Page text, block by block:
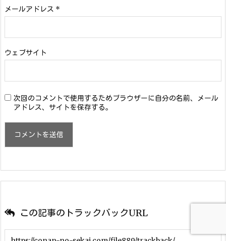
メールアドレス *
ウェブサイト
次回のコメントで使用するためブラウザーに自分の名前、メール
アドレス、サイトを保存する。
この記事のトラックバックURL